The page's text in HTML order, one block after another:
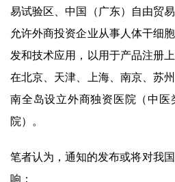
易试验区、中国（广东）自由贸
允许外商投资企业从事人体干细
发和技术应用，以用于产品注册
在北京、天津、上海、南京、苏
南全岛设立外商独资医院（中医
院）。
笔者认为，通知的发布或将对我
响：